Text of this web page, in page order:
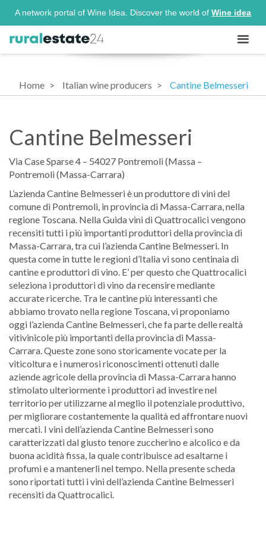
A network portal of Wine Idea. Discover the world of Wine idea
Home Italian wine producers Cantine Belmesseri
Cantine Belmesseri
Via Case Sparse 4 – 54027 Pontremoli (Massa –
Pontremoli (Massa-Carrara)
L’azienda Cantine Belmesseri è un produttore di vini del
comune di Pontremoli, in provincia di Massa-Carrara, nella
regione Toscana. Nella Guida vini di Quattrocalici vengono
recensiti tutti i più importanti produttori della provincia di
Massa-Carrara, tra cui l’azienda Cantine Belmesseri. In
questa come in tutte le regioni d’Italia vi sono centinaia di
cantine e produttori di vino. E’ per questo che Quattrocalici
seleziona i produttori di vino da recensire mediante
accurate ricerche. Tra le cantine più interessanti che
abbiamo trovato nella regione Toscana, vi proponiamo
oggi l’azienda Cantine Belmesseri, che fa parte delle realtà
vitivinicole più importanti della provincia di Massa-
Carrara. Queste zone sono storicamente vocate per la
viticoltura e i numerosi riconoscimenti ottenuti dalle
aziende agricole della provincia di Massa-Carrara hanno
stimolato ulteriormente i produttori ad investire nel
territorio per utilizzarne al meglio il potenziale produttivo,
per migliorare costantemente la qualità ed affrontare nuovi
mercati. I vini dell’azienda Cantine Belmesseri sono
caratterizzati dal giusto tenore zuccherino e alcolico e da
buona acidità fissa, la quale contribuisce ad esaltarne i
profumi e a mantenerli nel tempo. Nella presente scheda
sono riportati tutti i vini dell’azienda Cantine Belmesseri
recensiti da Quattrocalici.